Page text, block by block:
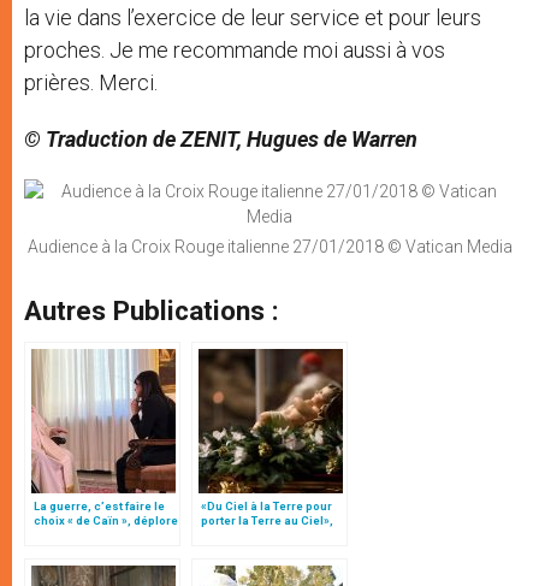
la vie dans l’exercice de leur service et pour leurs
proches. Je me recommande moi aussi à vos
prières. Merci.
© Traduction de ZENIT, Hugues de Warren
Audience à la Croix Rouge italienne 27/01/2018 © Vatican Media
Autres Publications :
La guerre, c’est faire le
choix « de Caïn », déplore
«Du Ciel à la Terre pour
porter la Terre au Ciel»,